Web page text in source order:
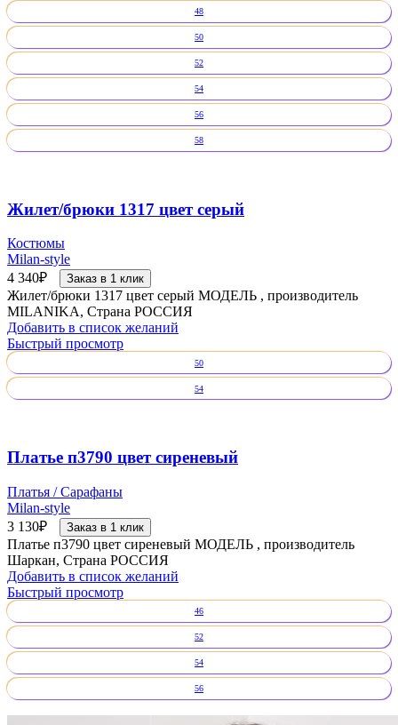
48
50
52
54
56
58
Жилет/брюки 1317 цвет серый
Костюмы
Milan-style
4 340₽ Заказ в 1 клик
Жилет/брюки 1317 цвет серый МОДЕЛЬ , производитель
MILANIKA, Страна РОССИЯ
Добавить в список желаний
Быстрый просмотр
50
54
Платье п3790 цвет сиреневый
Платья / Сарафаны
Milan-style
3 130₽ Заказ в 1 клик
Платье п3790 цвет сиреневый МОДЕЛЬ , производитель
Шаркан, Страна РОССИЯ
Добавить в список желаний
Быстрый просмотр
46
52
54
56